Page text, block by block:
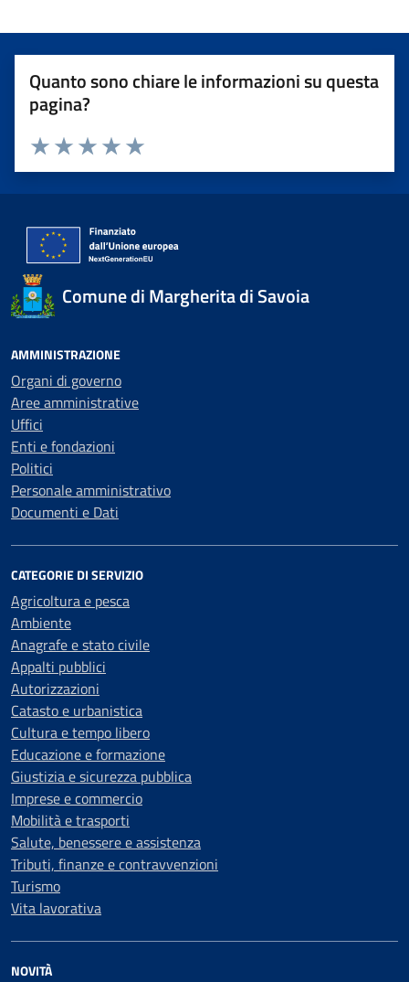
Quanto sono chiare le informazioni su questa
pagina?
Valuta 5 stelle su 5
Valuta 4 stelle su 5
Valuta 3 stelle su 5
Valuta 2 stelle su 5
Valuta 1 stelle su 5
Comune di Margherita di Savoia
AMMINISTRAZIONE
Organi di governo
Aree amministrative
Uffici
Enti e fondazioni
Politici
Personale amministrativo
Documenti e Dati
CATEGORIE DI SERVIZIO
Agricoltura e pesca
Ambiente
Anagrafe e stato civile
Appalti pubblici
Autorizzazioni
Catasto e urbanistica
Cultura e tempo libero
Educazione e formazione
Giustizia e sicurezza pubblica
Imprese e commercio
Mobilità e trasporti
Salute, benessere e assistenza
Tributi, finanze e contravvenzioni
Turismo
Vita lavorativa
NOVITÀ